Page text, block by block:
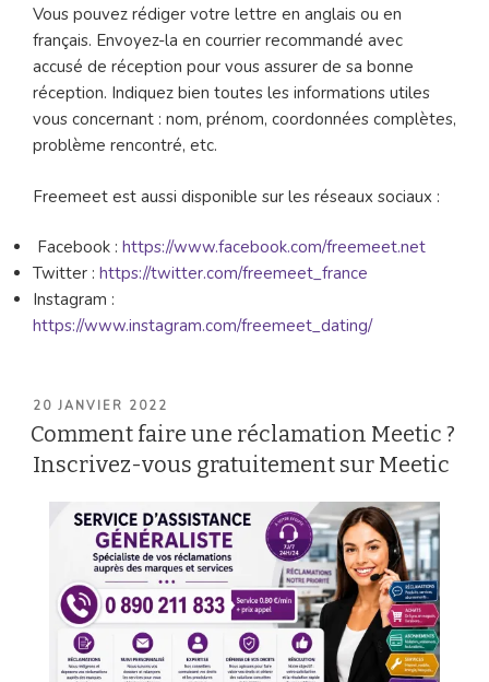
Vous pouvez rédiger votre lettre en anglais ou en
français. Envoyez-la en courrier recommandé avec
accusé de réception pour vous assurer de sa bonne
réception. Indiquez bien toutes les informations utiles
vous concernant : nom, prénom, coordonnées complètes,
problème rencontré, etc.
Freemeet est aussi disponible sur les réseaux sociaux :
Facebook : https://www.facebook.com/freemeet.net
Twitter : https://twitter.com/freemeet_france
Instagram :
https://www.instagram.com/freemeet_dating/
PUBLIÉ
LE
20 JANVIER 2022
Comment faire une réclamation Meetic ?
Inscrivez-vous gratuitement sur Meetic